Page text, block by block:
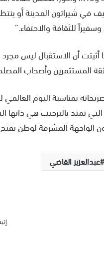
في شيراتون المدينة أو
للثقافة والاحتفاء.”
أثبتت أن الاستقبال ليس
المستثمرين وأصحاب
بمناسبة اليوم العالمي
التي تمتد بالترحيب هي
الواجهة المشرفة لوطن يفتح
عبدالعزيز القاضي